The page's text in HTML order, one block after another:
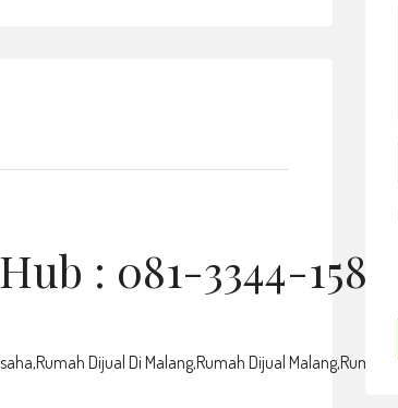
: 081-3344-
Dijual Di Malang,Rumah Dijual